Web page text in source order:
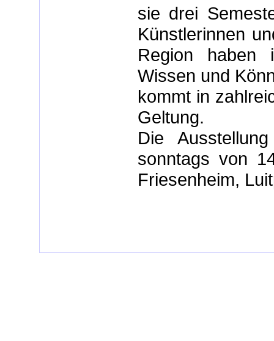
sie drei
Künstlerinnen
Region haben
Wissen und
kommt in
Geltung.
Die
sonntags von
Friesenheim,